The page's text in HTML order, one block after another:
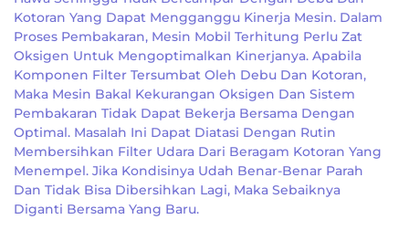
Kotoran Yang Dapat Mengganggu Kinerja Mesin. Dalam
Proses Pembakaran, Mesin Mobil Terhitung Perlu Zat
Oksigen Untuk Mengoptimalkan Kinerjanya. Apabila
Komponen Filter Tersumbat Oleh Debu Dan Kotoran,
Maka Mesin Bakal Kekurangan Oksigen Dan Sistem
Pembakaran Tidak Dapat Bekerja Bersama Dengan
Optimal. Masalah Ini Dapat Diatasi Dengan Rutin
Membersihkan Filter Udara Dari Beragam Kotoran Yang
Menempel. Jika Kondisinya Udah Benar-Benar Parah
Dan Tidak Bisa Dibersihkan Lagi, Maka Sebaiknya
Diganti Bersama Yang Baru.